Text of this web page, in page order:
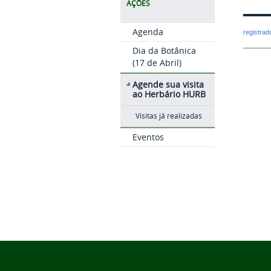
AÇÕES
Agenda
Dia da Botânica
(17 de Abril)
Agende sua visita
ao Herbário HURB
Visitas já realizadas
Eventos